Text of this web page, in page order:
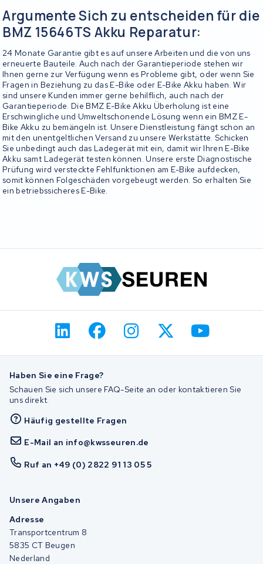
Argumente Sich zu entscheiden für die
BMZ 15646TS Akku Reparatur:
24 Monate Garantie gibt es auf unsere Arbeiten und die von uns
erneuerte Bauteile. Auch nach der Garantieperiode stehen wir
Ihnen gerne zur Verfügung wenn es Probleme gibt, oder wenn Sie
Fragen in Beziehung zu das E-Bike oder E-Bike Akku haben. Wir
sind unsere Kunden immer gerne behilflich, auch nach der
Garantieperiode. Die BMZ E-Bike Akku Überholung ist eine
Erschwingliche und Umweltschonende Lösung wenn ein BMZ E-
Bike Akku zu bemängeln ist. Unsere Dienstleistung fängt schon an
mit den unentgeltlichen Versand zu unsere Werkstätte. Schicken
Sie unbedingt auch das Ladegerät mit ein, damit wir Ihren E-Bike
Akku samt Ladegerät testen können. Unsere erste Diagnostische
Prüfung wird versteckte Fehlfunktionen am E-Bike aufdecken,
somit können Folgeschäden vorgebeugt werden. So erhalten Sie
ein betriebssicheres E-Bike.
Haben Sie eine Frage?
Schauen Sie sich unsere FAQ-Seite an oder kontaktieren Sie
uns direkt.
Häufig gestellte Fragen
E-Mail an info@kwsseuren.de
Ruf an +49 (0) 2822 91 13 05 5
Unsere Angaben
Adresse
Transportcentrum 8
5835 CT Beugen
Nederland